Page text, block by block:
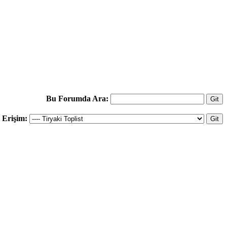
Bu Forumda Ara:
Erişim: